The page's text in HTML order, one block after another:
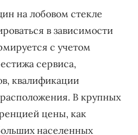
на лобовом стекле
в зависимости
с учетом
сервиса‚
квалификации
В крупных
цены‚ как
населенных